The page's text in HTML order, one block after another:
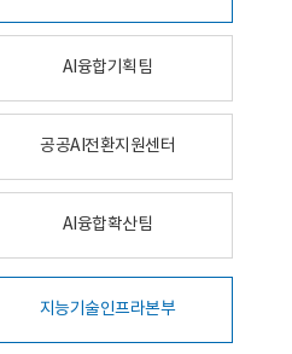
AI융합기획팀
공공AI전환지원센터
AI융합확산팀
지능기술인프라본부